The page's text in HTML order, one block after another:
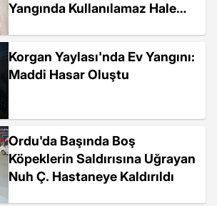
Yangında Kullanılamaz Hale
Korgan Yaylası'nda Ev Yangını:
Maddi Hasar Oluştu
Ordu'da Başında Boş
Köpeklerin Saldırısına Uğrayan
Nuh Ç. Hastaneye Kaldırıldı